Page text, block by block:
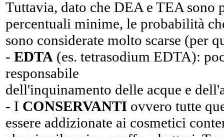
Tuttavia, dato che DEA e TEA sono
percentuali minime, le probabilità
sono considerate molto scarse (per
- EDTA (es. tetrasodium EDTA):
responsabile
dell'inquinamento delle acque e
- I CONSERVANTI ovvero tutte
essere addizionate ai cosmetici